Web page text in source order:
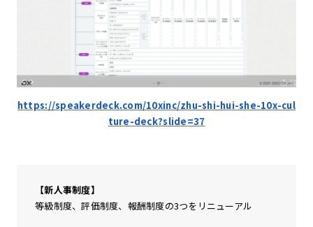
https://speakerdeck.com/10xinc/zhu-shi-hui-she-10x-cul
ture-deck?slide=37
【新人事制度】
等級制度、評価制度、報酬制度の3つをリニューアル